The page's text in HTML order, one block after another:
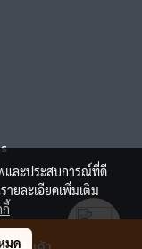
และประสบการณ์ที่ดี
ายละเอียดเพิ่มเติม
มด